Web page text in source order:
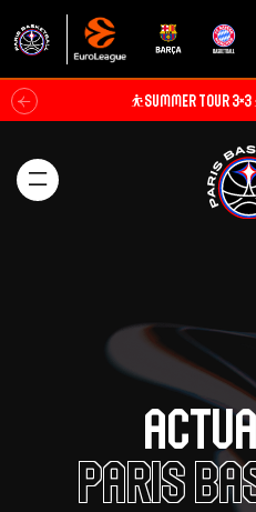
Soldes d’été⚡
Paris